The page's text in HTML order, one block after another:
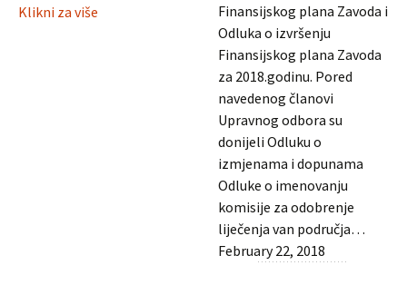
Klikni za više
Finansijskog plana Zavoda i
Odluka o izvršenju
Finansijskog plana Zavoda
za 2018.godinu. Pored
navedenog članovi
Upravnog odbora su
donijeli Odluku o
izmjenama i dopunama
Odluke o imenovanju
komisije za odobrenje
liječenja van područja…
February 22, 2018